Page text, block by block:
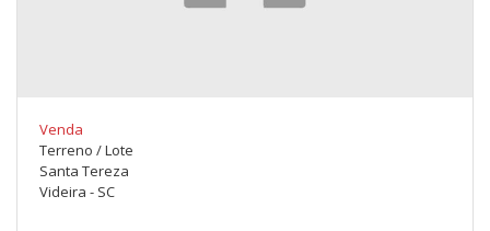
Venda
Terreno / Lote
Santa Tereza
Videira - SC